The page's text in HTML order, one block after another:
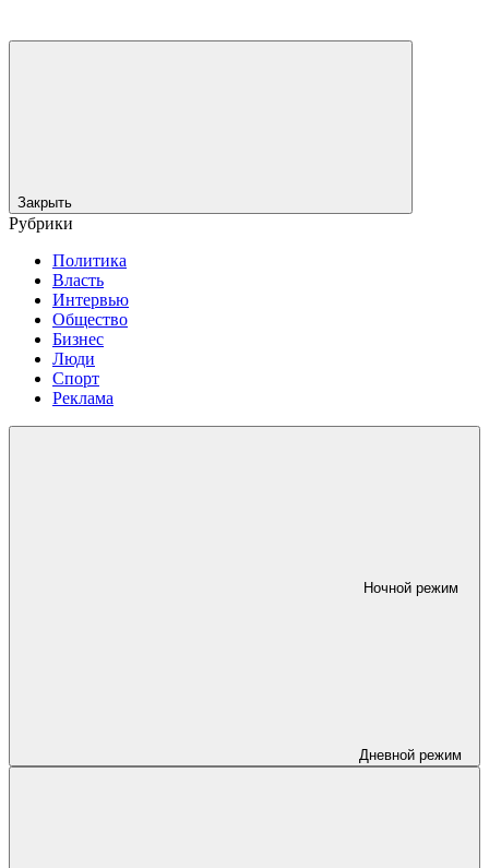
Закрыть
Рубрики
Политика
Власть
Интервью
Общество
Бизнес
Люди
Спорт
Реклама
Ночной режим
Дневной режим